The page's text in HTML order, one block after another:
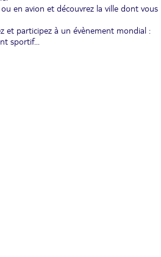
en avion et découvrez la ville dont vous
et participez à un évènement mondial :
sportif...